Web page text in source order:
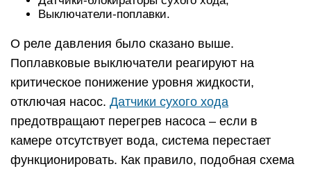
Выключатели-поплавки.
О реле давления было сказано выше.
Поплавковые выключатели реагируют на
критическое понижение уровня жидкости,
отключая насос. Датчики сухого хода
предотвращают перегрев насоса – если в
камере отсутствует вода, система перестает
функционировать. Как правило, подобная схема